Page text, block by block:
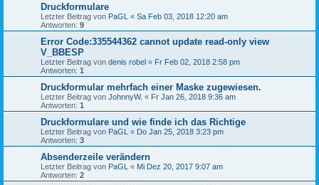
Druckformulare
Letzter Beitrag von PaGL « Sa Feb 03, 2018 12:20 am
Antworten: 9
Error Code:335544362 cannot update read-only view
V_BBESP
Letzter Beitrag von denis robel « Fr Feb 02, 2018 2:58 pm
Antworten: 1
Druckformular mehrfach einer Maske zugewiesen.
Letzter Beitrag von JohnnyW. « Fr Jan 26, 2018 9:36 am
Antworten: 1
Druckformulare und wie finde ich das Richtige
Letzter Beitrag von PaGL « Do Jan 25, 2018 3:23 pm
Antworten: 3
Absenderzeile verändern
Letzter Beitrag von PaGL « Mi Dez 20, 2017 9:07 am
Antworten: 2